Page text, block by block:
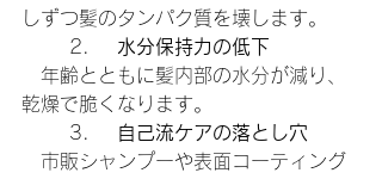
しずつ髪のタンパク質を壊します。
水分保持力の低下
年齢とともに髪内部の水分が減り、
乾燥で脆くなります。
自己流ケアの落とし穴
市販シャンプーや表面コーティング